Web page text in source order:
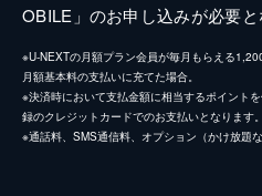
OBILE」のお申し込みが必要と
※U-NEXTの月額プラン会員が毎月もらえる
月額基本料の支払いに充てた場合。
※決済時において支払金額に相当するポイント
録のクレジットカードでのお支払いとなります。
※通話料、SMS通信料、オプション（かけ放題